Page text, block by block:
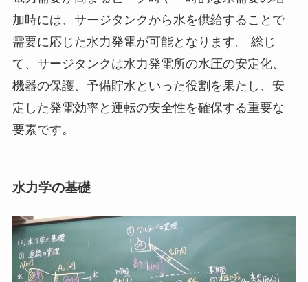
加時には、サージタンクから水を供給することで
需要に応じた水力発電が可能となります。 総じ
て、サージタンクは水力発電所の水圧の安定化、
機器の保護、予備貯水といった役割を果たし、安
定した発電効率と運転の安全性を確保する重要な
要素です。
水力学の基礎